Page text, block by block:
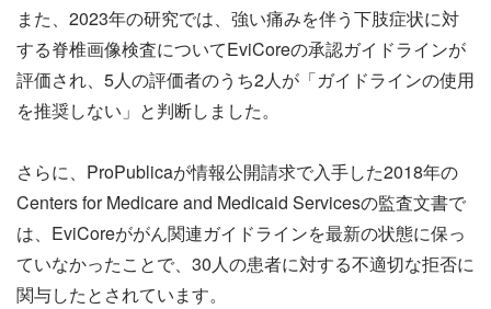
また、2023年の研究では、強い痛みを伴う下肢症状に対
する脊椎画像検査についてEviCoreの承認ガイドラインが
評価され、5人の評価者のうち2人が「ガイドラインの使用
を推奨しない」と判断しました。
さらに、ProPublicaが情報公開請求で入手した2018年の
Centers for Medicare and Medicaid Servicesの監査文書で
は、EviCoreががん関連ガイドラインを最新の状態に保っ
ていなかったことで、30人の患者に対する不適切な拒否に
関与したとされています。